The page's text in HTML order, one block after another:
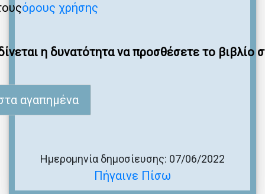
όρους χρήσης
η δυνατότητα να προσθέσετε το βιβλίο
αγαπημένα
Πήγαινε Πίσω
Ημερομηνία δημοσίευσης: 07/06/2022